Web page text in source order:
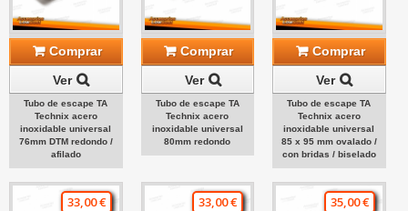
Comprar
Ver
Tubo de escape TA
Technix acero
inoxidable universal
76mm DTM redondo /
afilado
Comprar
Ver
Tubo de escape TA
Technix acero
inoxidable universal
80mm redondo
Comprar
Ver
Tubo de escape TA
Technix acero
inoxidable universal
85 x 95 mm ovalado /
con bridas / biselado
33,00 € 33,00 € 35,00 €